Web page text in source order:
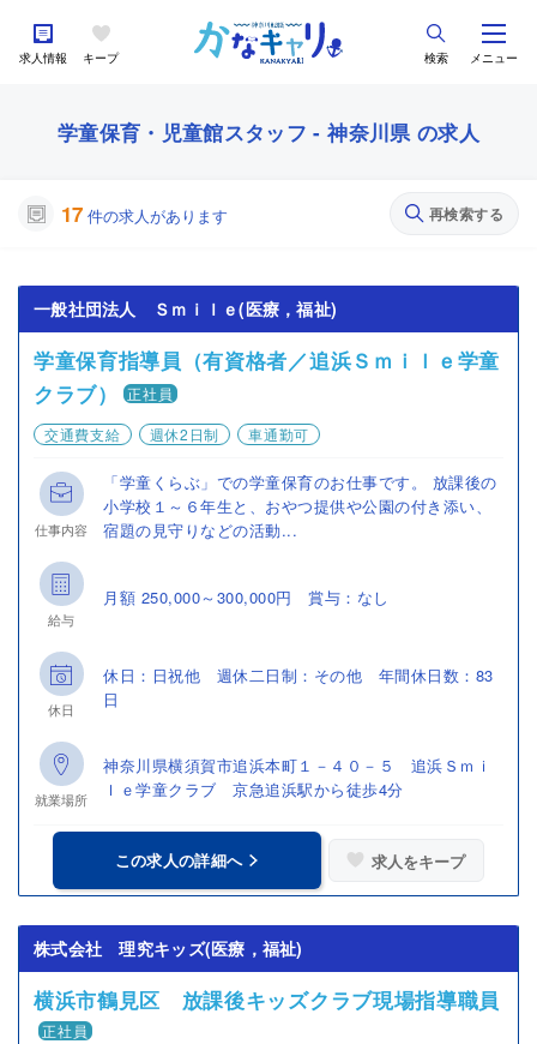
求人情報 キープ 検索 メニュー
学童保育・児童館スタッフ - 神奈川県 の求人
17 件の求人があります 再検索する
一般社団法人 Ｓｍｉｌｅ(医療，福祉)
学童保育指導員（有資格者／追浜Ｓｍｉｌｅ学童
クラブ）
正社員
交通費支給
週休2日制 車通勤可
仕事内容
「学童くらぶ」での学童保育のお仕事です。 放課後の
小学校１～６年生と、おやつ提供や公園の付き添い、
宿題の見守りなどの活動...
給与
月額 250,000～300,000円 賞与：なし
休日
休日：日祝他 週休二日制：その他 年間休日数：83
日
就業場所
神奈川県横須賀市追浜本町１－４０－５ 追浜Ｓｍｉ
ｌｅ学童クラブ 京急追浜駅から徒歩4分
この求人の詳細へ 求人をキープ
株式会社 理究キッズ(医療，福祉)
横浜市鶴見区 放課後キッズクラブ現場指導職員
正社員